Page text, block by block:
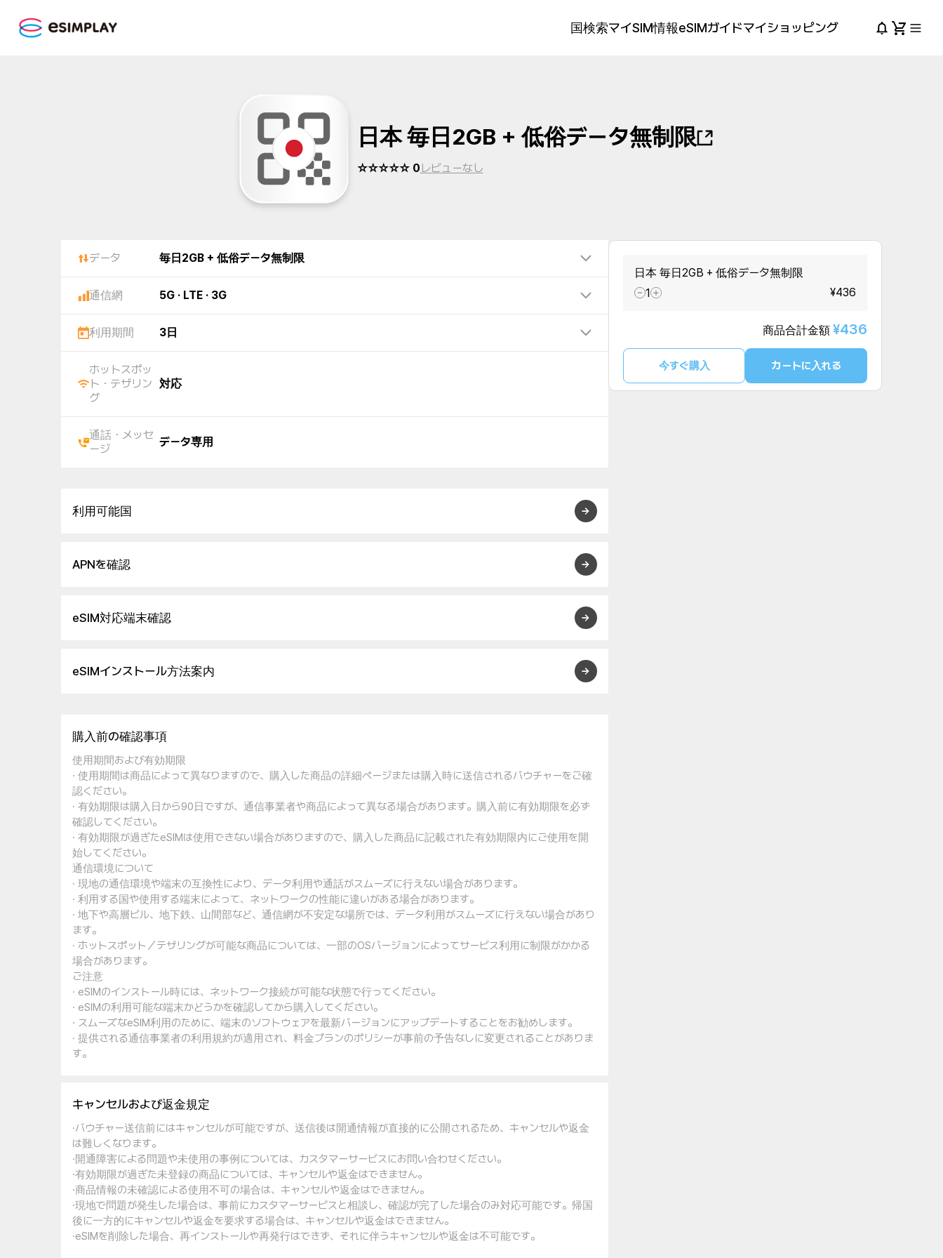
国検索マイSIM情報eSIMガイドマイショッピング
日本 毎日2GB + 低俗データ無制限
☆☆☆☆☆ 0 レビューなし
データ 毎日2GB + 低俗データ無制限
通信網 5G · LTE · 3G
利用期間 3日
ホットスポッ
ト・テザリン
グ
対応
通話・メッセ
ージ
データ専用
利用可能国
APNを確認
eSIM対応端末確認
eSIMインストール方法案内
購入前の確認事項
使用期間および有効期限
· 使用期間は商品によって異なりますので、購入した商品の詳細ページまたは購入時に送信されるバウチャーをご確
認ください。
· 有効期限は購入日から90日ですが、通信事業者や商品によって異なる場合があります。購入前に有効期限を必ず
確認してください。
· 有効期限が過ぎたeSIMは使用できない場合がありますので、購入した商品に記載された有効期限内にご使用を開
始してください。
通信環境について
· 現地の通信環境や端末の互換性により、データ利用や通話がスムーズに行えない場合があります。
· 利用する国や使用する端末によって、ネットワークの性能に違いがある場合があります。
· 地下や高層ビル、地下鉄、山間部など、通信網が不安定な場所では、データ利用がスムーズに行えない場合があり
ます。
· ホットスポット／テザリングが可能な商品については、一部のOSバージョンによってサービス利用に制限がかかる
場合があります。
ご注意
· eSIMのインストール時には、ネットワーク接続が可能な状態で行ってください。
· eSIMの利用可能な端末かどうかを確認してから購入してください。
· スムーズなeSIM利用のために、端末のソフトウェアを最新バージョンにアップデートすることをお勧めします。
· 提供される通信事業者の利用規約が適用され、料金プランのポリシーが事前の予告なしに変更されることがありま
す。
キャンセルおよび返金規定
·バウチャー送信前にはキャンセルが可能ですが、送信後は開通情報が直接的に公開されるため、キャンセルや返金
は難しくなります。
·開通障害による問題や未使用の事例については、カスタマーサービスにお問い合わせください。
·有効期限が過ぎた未登録の商品については、キャンセルや返金はできません。
·商品情報の未確認による使用不可の場合は、キャンセルや返金はできません。
·現地で問題が発生した場合は、事前にカスタマーサービスと相談し、確認が完了した場合のみ対応可能です。帰国
後に一方的にキャンセルや返金を要求する場合は、キャンセルや返金はできません。
·eSIMを削除した場合、再インストールや再発行はできず、それに伴うキャンセルや返金は不可能です。
日本 毎日2GB + 低俗データ無制限
1
¥436
商品合計金額 ¥436
今すぐ購入 カートに入れる